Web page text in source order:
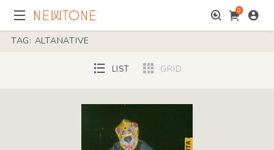
0
TAG: ALTANATIVE
LIST GRID